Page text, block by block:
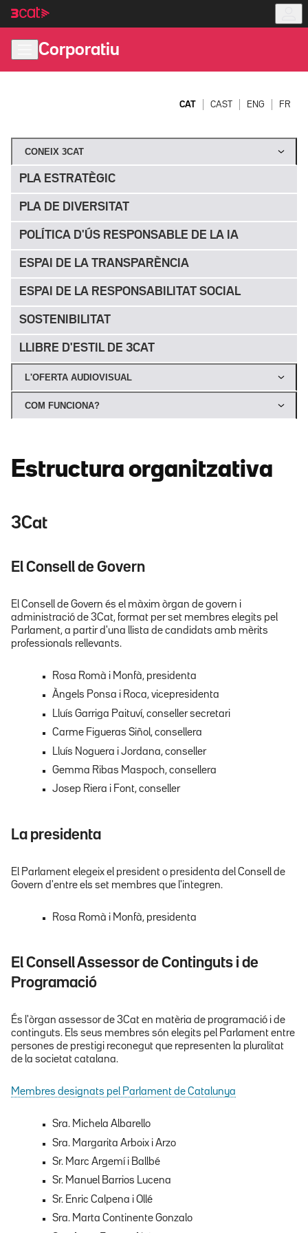
Anar
navegació
Anar
Corporatiu
CAT CAST ENG FR
CONEIX 3CAT
PLA ESTRATÈGIC
PLA DE DIVERSITAT
POLÍTICA D'ÚS RESPONSABLE DE LA IA
ESPAI DE LA TRANSPARÈNCIA
ESPAI DE LA RESPONSABILITAT SOCIAL
SOSTENIBILITAT
LLIBRE D'ESTIL DE 3CAT
L'OFERTA AUDIOVISUAL
COM FUNCIONA?
Estructura organitzativa
3Cat
El Consell de Govern
El Consell de Govern és el màxim òrgan de govern i
administració de 3Cat, format per set membres elegits pel
Parlament, a partir d'una llista de candidats amb mèrits
professionals rellevants.
Rosa Romà i Monfà, presidenta
Àngels Ponsa i Roca, vicepresidenta
Lluís Garriga Paituví, conseller secretari
Carme Figueras Siñol, consellera
Lluís Noguera i Jordana, conseller
Gemma Ribas Maspoch, consellera
Josep Riera i Font, conseller
La presidenta
El Parlament elegeix el president o presidenta del Consell de
Govern d'entre els set membres que l'integren.
Rosa Romà i Monfà, presidenta
El Consell Assessor de Continguts i de
Programació
És l'òrgan assessor de 3Cat en matèria de programació i de
continguts. Els seus membres són elegits pel Parlament entre
persones de prestigi reconegut que representen la pluralitat
de la societat catalana.
Membres designats pel Parlament de Catalunya
Sra. Michela Albarello
Sra. Margarita Arboix i Arzo
Sr. Marc Argemí i Ballbé
Sr. Manuel Barrios Lucena
Sr. Enric Calpena i Ollé
Sra. Marta Continente Gonzalo